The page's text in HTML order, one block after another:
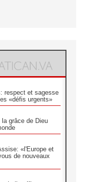
respect et sagesse
«défis urgents»
grâce de Dieu
«l'Europe et
de nouveaux